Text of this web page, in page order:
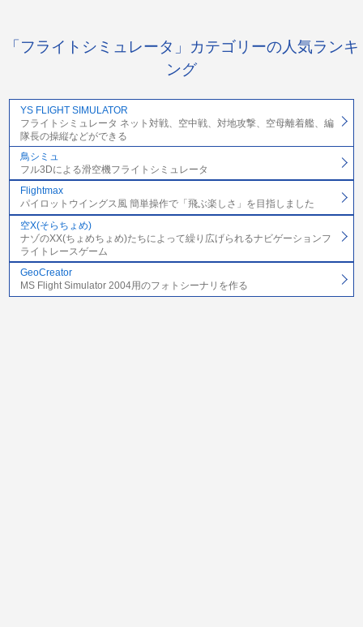
「フライトシミュレータ」カテゴリーの人気ランキ
ング
YS FLIGHT SIMULATOR
フライトシミュレータ ネット対戦、空中戦、対地攻撃、空母離着艦、編
隊長の操縦などができる
鳥シミュ
フル3Dによる滑空機フライトシミュレータ
Flightmax
パイロットウイングス風 簡単操作で「飛ぶ楽しさ」を目指しました
空X(そらちょめ)
ナゾのXX(ちょめちょめ)たちによって繰り広げられるナビゲーションフ
ライトレースゲーム
GeoCreator
MS Flight Simulator 2004用のフォトシーナリを作る